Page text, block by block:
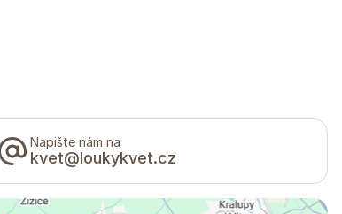
Napište nám na
kvet@loukykvet.cz